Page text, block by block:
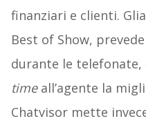
finanziari e clienti.
Best of Show,
durante le telefonate,
timeall’agente la
Chatvisor mette